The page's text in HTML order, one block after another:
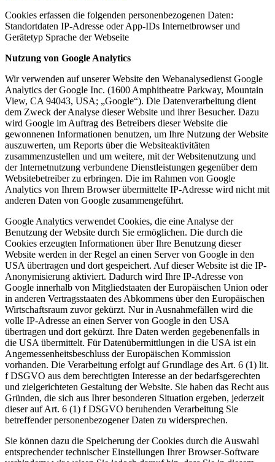
Cookies erfassen die folgenden personenbezogenen Daten:
Standortdaten IP-Adresse oder App-IDs Internetbrowser und
Gerätetyp Sprache der Webseite
Nutzung von Google Analytics
Wir verwenden auf unserer Website den Webanalysedienst Google
Analytics der Google Inc. (1600 Amphitheatre Parkway, Mountain
View, CA 94043, USA; „Google“). Die Datenverarbeitung dient
dem Zweck der Analyse dieser Website und ihrer Besucher. Dazu
wird Google im Auftrag des Betreibers dieser Website die
gewonnenen Informationen benutzen, um Ihre Nutzung der Website
auszuwerten, um Reports über die Websiteaktivitäten
zusammenzustellen und um weitere, mit der Websitenutzung und
der Internetnutzung verbundene Dienstleistungen gegenüber dem
Websitebetreiber zu erbringen. Die im Rahmen von Google
Analytics von Ihrem Browser übermittelte IP-Adresse wird nicht mit
anderen Daten von Google zusammengeführt.
Google Analytics verwendet Cookies, die eine Analyse der
Benutzung der Website durch Sie ermöglichen. Die durch die
Cookies erzeugten Informationen über Ihre Benutzung dieser
Website werden in der Regel an einen Server von Google in den
USA übertragen und dort gespeichert. Auf dieser Website ist die IP-
Anonymisierung aktiviert. Dadurch wird Ihre IP-Adresse von
Google innerhalb von Mitgliedstaaten der Europäischen Union oder
in anderen Vertragsstaaten des Abkommens über den Europäischen
Wirtschaftsraum zuvor gekürzt. Nur in Ausnahmefällen wird die
volle IP-Adresse an einen Server von Google in den USA
übertragen und dort gekürzt. Ihre Daten werden gegebenenfalls in
die USA übermittelt. Für Datenübermittlungen in die USA ist ein
Angemessenheitsbeschluss der Europäischen Kommission
vorhanden. Die Verarbeitung erfolgt auf Grundlage des Art. 6 (1) lit.
f DSGVO aus dem berechtigten Interesse an der bedarfsgerechten
und zielgerichteten Gestaltung der Website. Sie haben das Recht aus
Gründen, die sich aus Ihrer besonderen Situation ergeben, jederzeit
dieser auf Art. 6 (1) f DSGVO beruhenden Verarbeitung Sie
betreffender personenbezogener Daten zu widersprechen.
Sie können dazu die Speicherung der Cookies durch die Auswahl
entsprechender technischer Einstellungen Ihrer Browser-Software